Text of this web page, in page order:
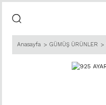
Anasayfa GÜMÜŞ ÜRÜNLER